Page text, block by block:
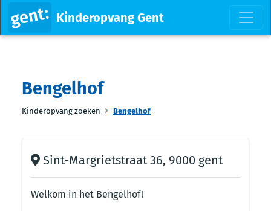
Kinderopvang Gent
Bengelhof
Kinderopvang zoeken Bengelhof
Sint-Margrietstraat 36, 9000 gent
Welkom in het Bengelhof!